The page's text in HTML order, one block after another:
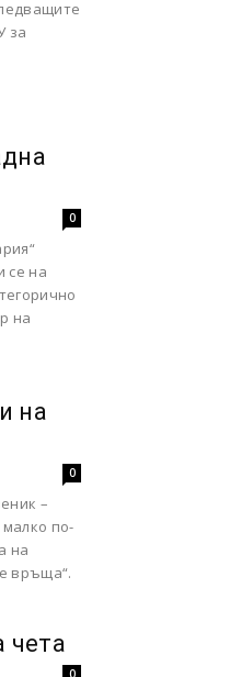
за
0
се на
на
на
0
–
по-
на
връща“.
чета
0